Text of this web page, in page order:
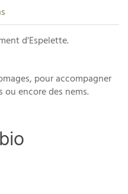
d'Espelette.
pour accompagner
ou encore des nems.